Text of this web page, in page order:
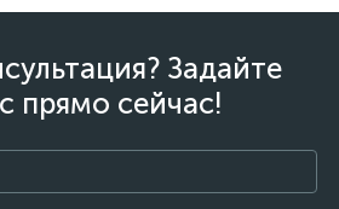
Задайте
прямо сейчас!